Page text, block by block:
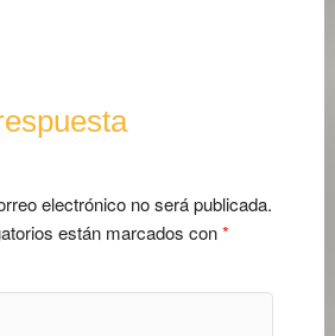
electrónico no será publicada.
están marcados con*